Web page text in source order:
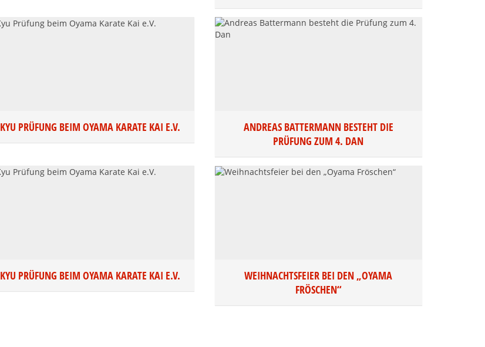
KYU PRÜFUNG BEIM OYAMA KARATE KAI E.V.
ANDREAS BATTERMANN BESTEHT DIE
PRÜFUNG ZUM 4. DAN
KYU PRÜFUNG BEIM OYAMA KARATE KAI E.V.
WEIHNACHTSFEIER BEI DEN „OYAMA
FRÖSCHEN“